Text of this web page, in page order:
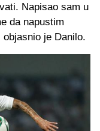
Napisao sam u
da napustim
je Danilo.